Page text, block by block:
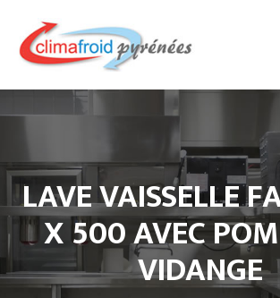
LAVE VAISSELLE
X 500 AVEC
VIDANGE